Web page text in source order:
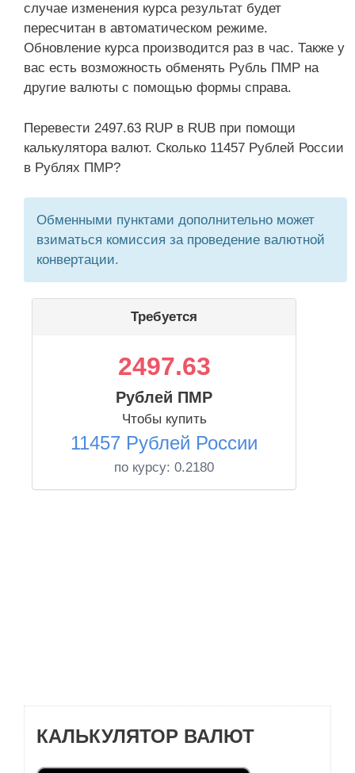
случае изменения курса результат будет
пересчитан в автоматическом режиме.
Обновление курса производится раз в час. Также у
вас есть возможность обменять Рубль ПМР на
другие валюты с помощью формы справа.
Перевести 2497.63 RUP в RUB при помощи
калькулятора валют. Сколько 11457 Рублей России
в Рублях ПМР?
Обменными пунктами дополнительно может
взиматься комиссия за проведение валютной
конвертации.
Требуется
2497.63
Рублей ПМР
Чтобы купить
11457 Рублей России
по курсу: 0.2180
КАЛЬКУЛЯТОР ВАЛЮТ